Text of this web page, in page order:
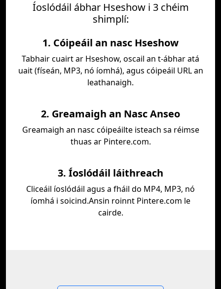
Íoslódáil ábhar Hseshow i 3 chéim
shimplí:
1. Cóipeáil an nasc Hseshow
Tabhair cuairt ar Hseshow, oscail an t-ábhar atá
uait (físeán, MP3, nó íomhá), agus cóipeáil URL an
leathanaigh.
2. Greamaigh an Nasc Anseo
Greamaigh an nasc cóipeáilte isteach sa réimse
thuas ar Pintere.com.
3. Íoslódáil láithreach
Cliceáil íoslódáil agus a fháil do MP4, MP3, nó
íomhá i soicind.Ansin roinnt Pintere.com le
cairde.